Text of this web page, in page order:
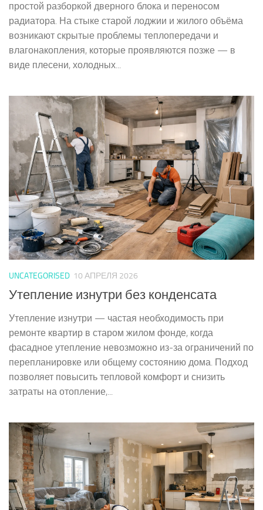
простой разборкой дверного блока и переносом
радиатора. На стыке старой лоджии и жилого объёма
возникают скрытые проблемы теплопередачи и
влагонакопления, которые проявляются позже — в
виде плесени, холодных...
UNCATEGORISED 10 АПРЕЛЯ 2026
Утепление изнутри без конденсата
Утепление изнутри — частая необходимость при
ремонте квартир в старом жилом фонде, когда
фасадное утепление невозможно из-за ограничений по
перепланировке или общему состоянию дома. Подход
позволяет повысить тепловой комфорт и снизить
затраты на отопление,...